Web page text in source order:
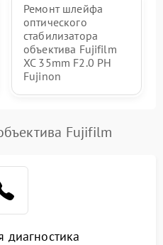
Ремонт шлейфа
оптического
стабилизатора
объектива Fujifilm
XC 35mm F2.0 PH
Fujinon
Fujifilm
диагностика